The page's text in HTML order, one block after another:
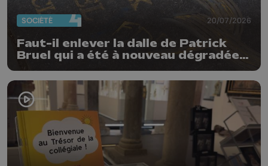
SOCIÉTÉ 20/07/2026
Faut-il enlever la dalle de Patrick
Bruel qui a été à nouveau dégradée ?